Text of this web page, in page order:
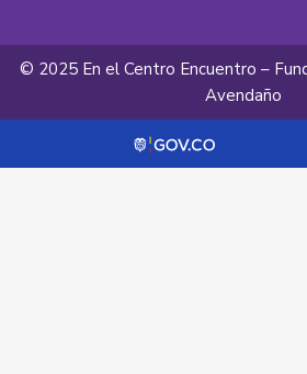
© 2025 En el Centro Encuentro –
Avendaño